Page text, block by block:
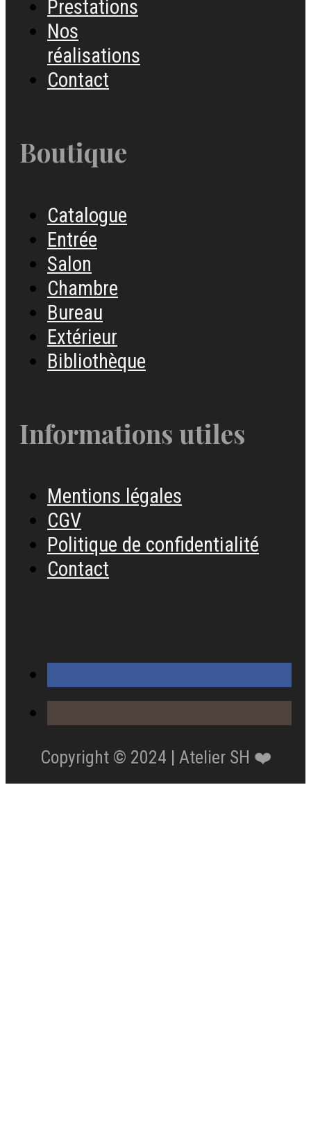
Prestations
Nos
réalisations
Contact
Boutique
Catalogue
Entrée
Salon
Chambre
Bureau
Extérieur
Bibliothèque
Informations utiles
Mentions légales
CGV
Politique de confidentialité
Contact
Copyright © 2024 | Atelier SH ❤️